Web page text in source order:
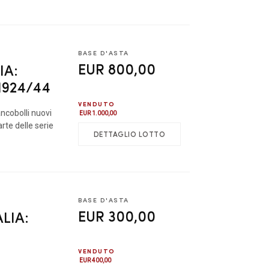
44
nuovi
delle serie
BASE D'ASTA
EUR 800,00
VENDUTO
EUR 1.000,00
DETTAGLIO LOTTO
BASE D'ASTA
EUR 300,00
VENDUTO
EUR 400,00